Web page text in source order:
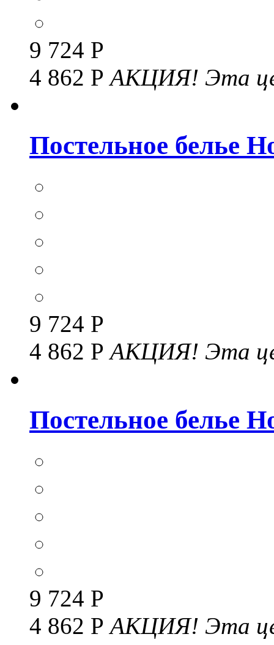
9 724 Р
4 862 Р АКЦИЯ! Эта
Постельное белье
9 724 Р
4 862 РАКЦИЯ! Эта
Постельное белье
9 724 Р
4 862 РАКЦИЯ! Эта